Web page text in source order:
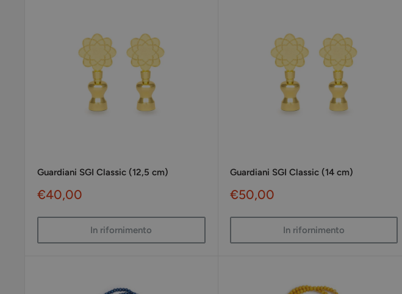
Guardiani SGI Classic (12,5 cm)
Prezzo
€40,00
In rifornimento
Guardiani SGI Classic (14 cm)
Prezzo
€50,00
In rifornimento